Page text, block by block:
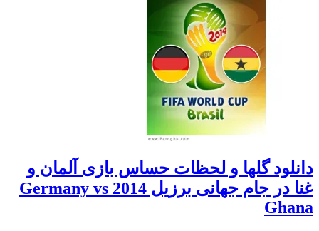
دانلود گلها و لحظات حساس بازی آلمان و
غنا در جام جهانی برزیل 2014 Germany vs
Ghana